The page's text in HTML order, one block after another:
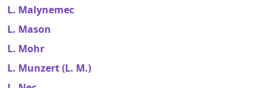
L. Malynemec
L. Mason
L. Mohr
L. Munzert (L. M.)